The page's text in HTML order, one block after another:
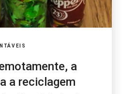
a
a reciclagem